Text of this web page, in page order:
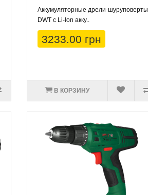
Аккумуляторные дрели-шуруповерты
DWT с Li-Ion акку..
3233.00 грн
В КОРЗИНУ